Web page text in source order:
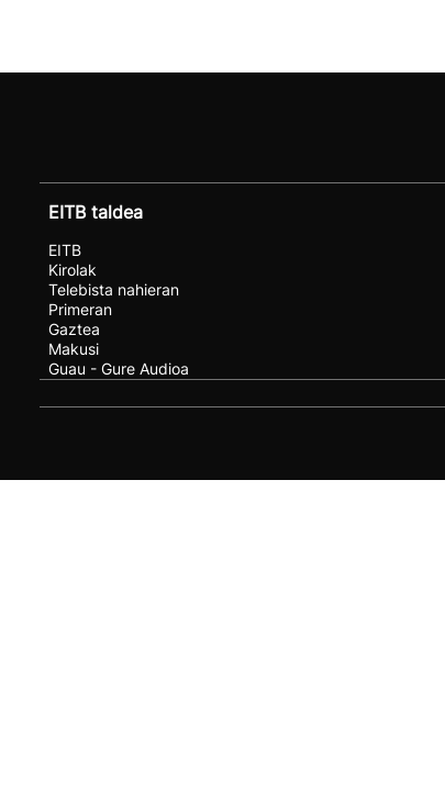
EITB taldea
EITB
Kirolak
Telebista nahieran
Primeran
Gaztea
Makusi
Guau - Gure Audioa